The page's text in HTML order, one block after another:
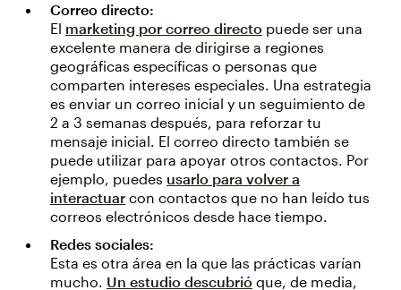
Correo directo:
El marketing por correo directo puede ser una
excelente manera de dirigirse a regiones
geográficas específicas o personas que
comparten intereses especiales. Una estrategia
es enviar un correo inicial y un seguimiento de
2 a 3 semanas después, para reforzar tu
mensaje inicial. El correo directo también se
puede utilizar para apoyar otros contactos. Por
ejemplo, puedes usarlo para volver a
interactuar con contactos que no han leído tus
correos electrónicos desde hace tiempo.
Redes sociales:
Esta es otra área en la que las prácticas varían
mucho. Un estudio descubrió que, de media,